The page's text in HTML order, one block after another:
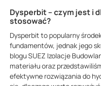
Dysperbit – czym jest i
stosować?
Dysperbit to popularny
fundamentów, jednak jego
blogu SUEZ Izolacje
materiału oraz
efektywne rozwiązania do